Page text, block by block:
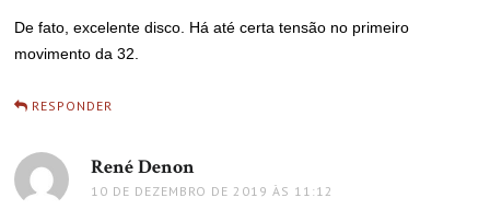
De fato, excelente disco. Há até certa tensão no primeiro
movimento da 32.
RESPONDER
René Denon
10 DE DEZEMBRO DE 2019 ÀS 11:12